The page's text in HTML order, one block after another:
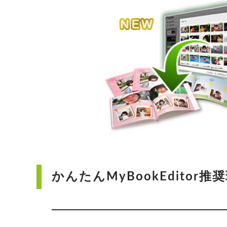
かんたんMyBookEditor推奨